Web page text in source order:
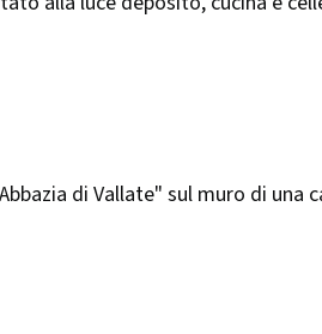
di Vallate" sul muro di una